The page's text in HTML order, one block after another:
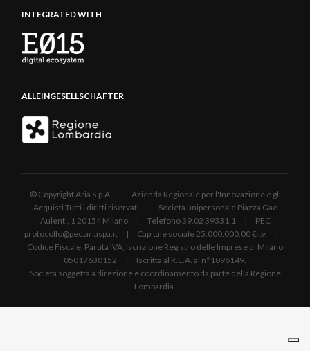
INTEGRATED WITH
ALLEINGESELLSCHAFTER
© Copyright Aria S.p.A. - Azienda Regionale per l'Innovazione e gli
Acquisti Tutti i diritti riservati - Società unipersonale Piazza Gae
Aulenti, 1 20154 Milano | Telefono 39.02 39331.1 | PEC
protocollo@pec.ariaspa.it | Capitale sociale 25.000.000,00 € i.v. |
Codice Fiscale, Partita IVA, Iscrizione Registro delle Imprese di Milano
05017630152 | Iscritta al R.E.A. al n°1096149.
Società soggetta a direzione e coordinamento da parte della Regione
Lombardia.